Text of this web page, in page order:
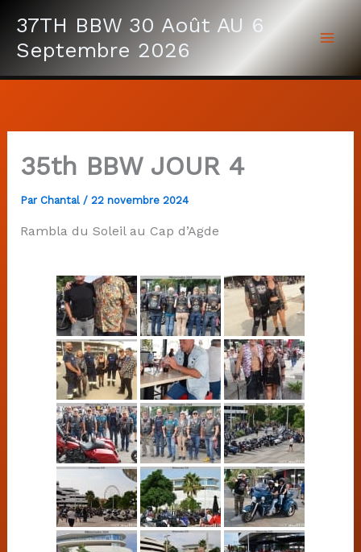
contenu
37TH BBW 30 Août AU 6
Septembre 2026
35th BBW JOUR 4
Par Chantal / 22 novembre 2024
Rambla du Soleil au Cap d’Agde